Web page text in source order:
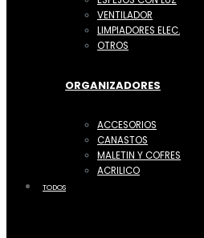
VENTILADOR
LIMPIADORES ELEC.
OTROS
ORGANIZADORES
ACCESORIOS
CANASTOS
MALETIN Y COFRES
ACRILICO
TODOS